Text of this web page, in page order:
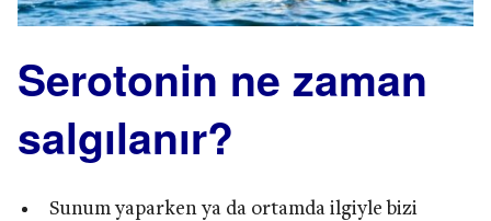
Serotonin ne zaman
salgılanır?
Sunum yaparken ya da ortamda ilgiyle bizi